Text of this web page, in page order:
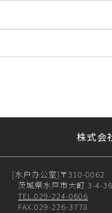
株式会
[水户办公室] 〒310-0062
茨城県水戸市大町 3-4-
TEL.029-224-0606
FAX.029-226-3778